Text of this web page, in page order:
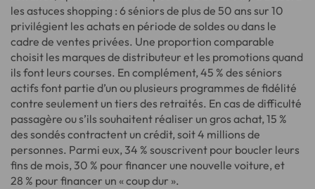
les astuces shopping : 6 séniors de plus de 50 ans sur 10
privilégient les achats en période de soldes ou dans le
cadre de ventes privées. Une proportion comparable
choisit les marques de distributeur et les promotions quand
ils font leurs courses. En complément, 45 % des séniors
actifs font partie d’un ou plusieurs programmes de fidélité
contre seulement un tiers des retraités. En cas de difficulté
passagère ou s’ils souhaitent réaliser un gros achat, 15 %
des sondés contractent un crédit, soit 4 millions de
personnes. Parmi eux, 34 % souscrivent pour boucler leurs
fins de mois, 30 % pour financer une nouvelle voiture, et
28 % pour financer un « coup dur ».